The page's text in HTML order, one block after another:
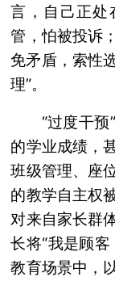
言，自己正
管，怕被投诉
免矛盾，索性
理”。
“过度干
的学业成绩，
班级管理、座
的教学自主权
对来自家长群
长将“我是顾
教育场景中，